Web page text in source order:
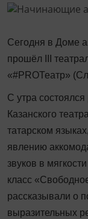
Сегодня в Доме
прошёл
«#PROТеатр»
С утра
Казанского
татарском
явлению
звуков в
класс
рассказывали о
выразительных